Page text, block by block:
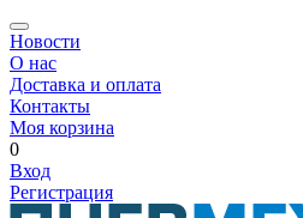
Новости
О нас
Доставка и оплата
Контакты
Моя корзина
0
Вход
Регистрация